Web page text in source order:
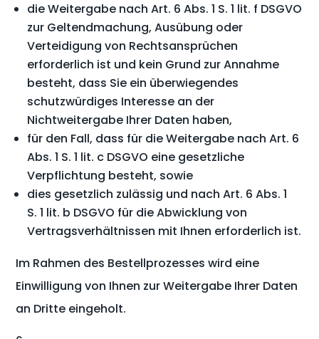
die Weitergabe nach Art. 6 Abs. 1 S. 1 lit. f DSGVO
zur Geltendmachung, Ausübung oder
Verteidigung von Rechtsansprüchen
erforderlich ist und kein Grund zur Annahme
besteht, dass Sie ein überwiegendes
schutzwürdiges Interesse an der
Nichtweitergabe Ihrer Daten haben,
für den Fall, dass für die Weitergabe nach Art. 6
Abs. 1 S. 1 lit. c DSGVO eine gesetzliche
Verpflichtung besteht, sowie
dies gesetzlich zulässig und nach Art. 6 Abs. 1
S. 1 lit. b DSGVO für die Abwicklung von
Vertragsverhältnissen mit Ihnen erforderlich ist.
Im Rahmen des Bestellprozesses wird eine
Einwilligung von Ihnen zur Weitergabe Ihrer Daten
an Dritte eingeholt.